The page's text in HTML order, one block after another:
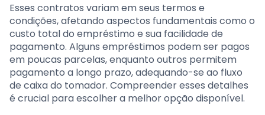
Esses contratos variam em seus termos e
condições, afetando aspectos fundamentais como o
custo total do empréstimo e sua facilidade de
pagamento. Alguns empréstimos podem ser pagos
em poucas parcelas, enquanto outros permitem
pagamento a longo prazo, adequando-se ao fluxo
de caixa do tomador. Compreender esses detalhes
é crucial para escolher a melhor opção disponível.